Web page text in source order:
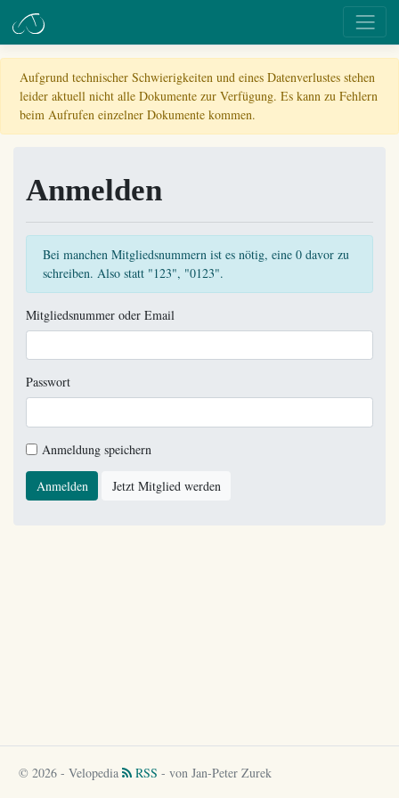
Aufgrund technischer Schwierigkeiten und eines Datenverlustes stehen
leider aktuell nicht alle Dokumente zur Verfügung. Es kann zu Fehlern
beim Aufrufen einzelner Dokumente kommen.
Anmelden
Bei manchen Mitgliedsnummern ist es nötig, eine 0 davor zu
schreiben. Also statt "123", "0123".
Mitgliedsnummer oder Email
Passwort
Anmeldung speichern
Anmelden Jetzt Mitglied werden
© 2026 - Velopedia RSS - von Jan-Peter Zurek